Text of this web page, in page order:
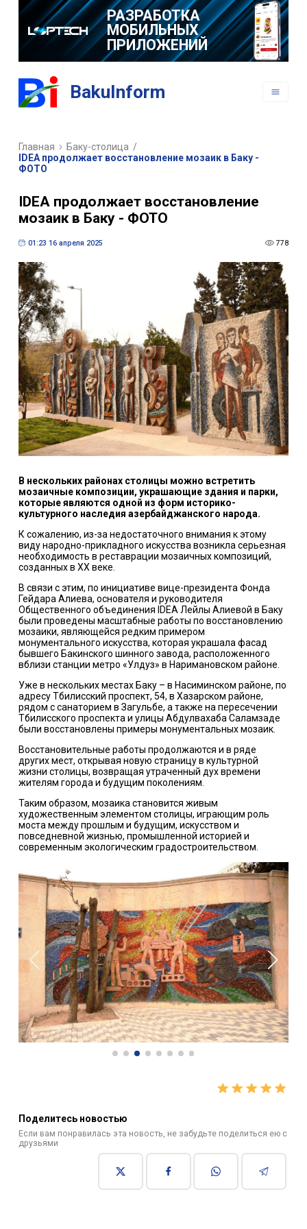
РАЗРАБОТКА
МОБИЛЬНЫХ
ПРИЛОЖЕНИЙ
BakuInform
Главная Баку-столица /
IDEA продолжает восстановление мозаик в Баку -
ФОТО
IDEA продолжает восстановление
мозаик в Баку - ФОТО
01:23 16 апреля 2025 778
В нескольких районах столицы можно встретить
мозаичные композиции, украшающие здания и парки,
которые являются одной из форм историко-
культурного наследия азербайджанского народа.
К сожалению, из-за недостаточного внимания к этому
виду народно-прикладного искусства возникла серьезная
необходимость в реставрации мозаичных композиций,
созданных в XX веке.
В связи с этим, по инициативе вице-президента Фонда
Гейдара Алиева, основателя и руководителя
Общественного объединения IDEA Лейлы Алиевой в Баку
были проведены масштабные работы по восстановлению
мозаики, являющейся редким примером
монументального искусства, которая украшала фасад
бывшего Бакинского шинного завода, расположенного
вблизи станции метро «Улдуз» в Наримановском районе.
Уже в нескольких местах Баку – в Насиминском районе, по
адресу Тбилисский проспект, 54, в Хазарском районе,
рядом с санаторием в Загульбе, а также на пересечении
Тбилисского проспекта и улицы Абдулвахаба Саламзаде
были восстановлены примеры монументальных мозаик.
Восстановительные работы продолжаются и в ряде
других мест, открывая новую страницу в культурной
жизни столицы, возвращая утраченный дух времени
жителям города и будущим поколениям.
Таким образом, мозаика становится живым
художественным элементом столицы, играющим роль
моста между прошлым и будущим, искусством и
повседневной жизнью, промышленной историей и
современным экологическим градостроительством.